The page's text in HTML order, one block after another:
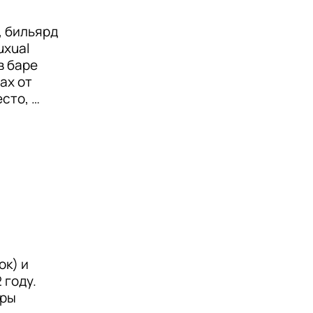
бильярд
баре
от
– это
между
и